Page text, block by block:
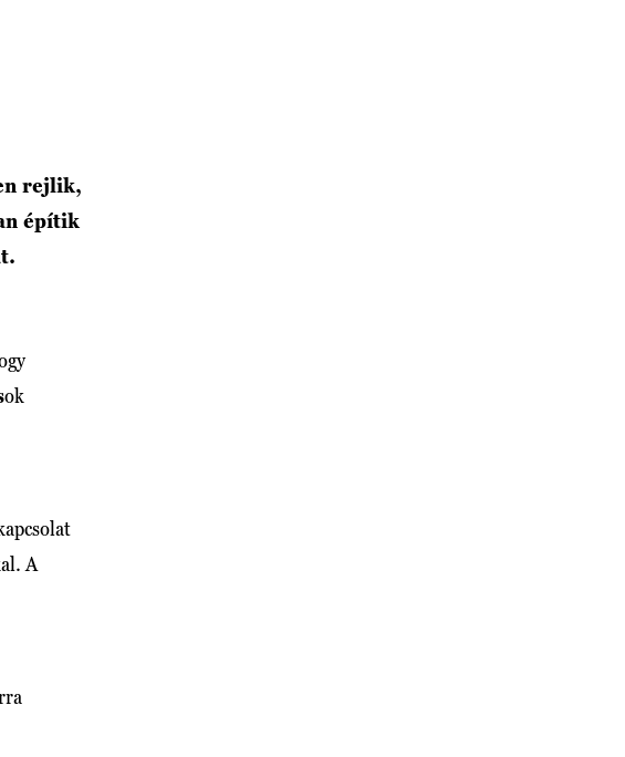
rejlik,
építik
ok
A